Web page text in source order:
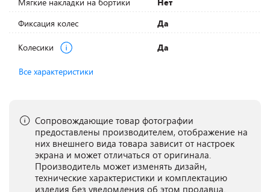
Фиксация колес
Да
Колесики Да
Все характеристики
Сопровождающие товар фотографии
предоставлены производителем, отображение на
них внешнего вида товара зависит от настроек
экрана и может отличаться от оригинала.
Производитель может изменять дизайн,
технические характеристики и комплектацию
изделия без уведомления об этом продавца.